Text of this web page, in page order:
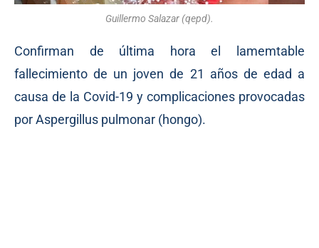
Guillermo Salazar (qepd).
Confirman de última hora el lamemtable
fallecimiento de un joven de 21 años de edad a
causa de la Covid-19 y complicaciones provocadas
por Aspergillus pulmonar (hongo).